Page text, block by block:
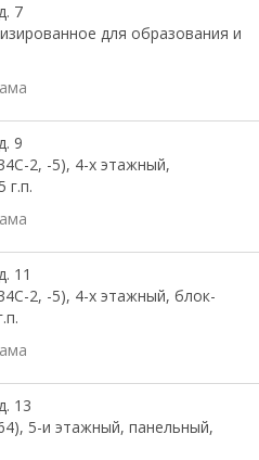
7
для образования и
9
2, -5), 4-х этажный,
г.п.
11
2, -5), 4-х этажный, блок-
13
5-и этажный, панельный,